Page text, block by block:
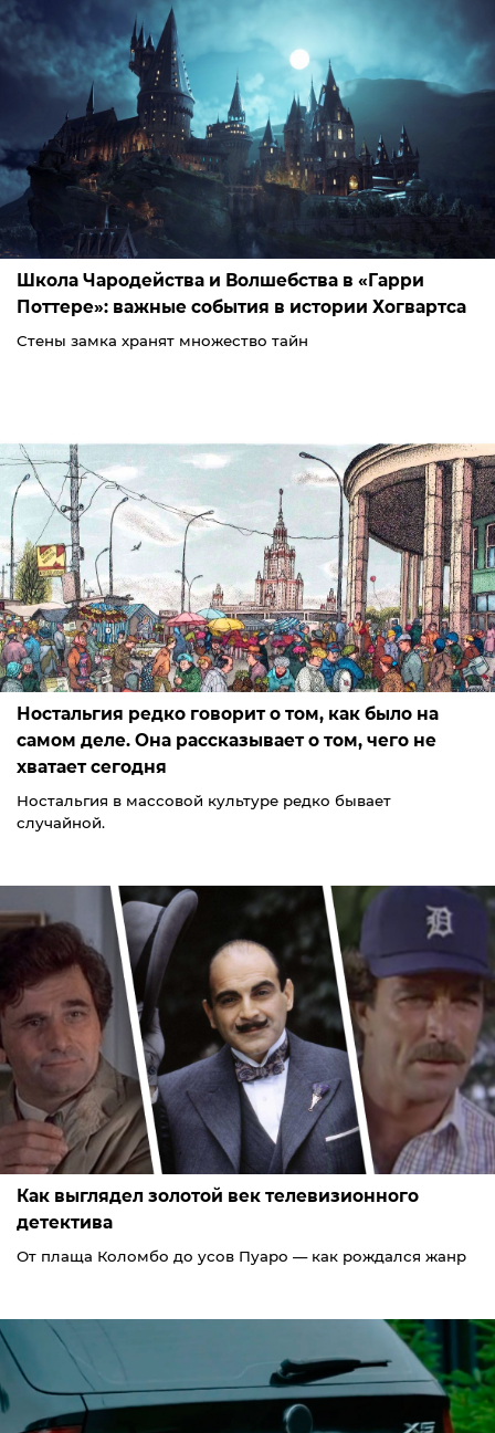
Школа Чародейства и Волшебства в «Гарри
Поттере»: важные события в истории Хогвартса
Стены замка хранят множество тайн
Ностальгия редко говорит о том, как было на
самом деле. Она рассказывает о том, чего не
хватает сегодня
Ностальгия в массовой культуре редко бывает
случайной.
Как выглядел золотой век телевизионного
детектива
От плаща Коломбо до усов Пуаро — как рождался жанр